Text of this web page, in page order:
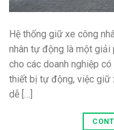
Hệ thống giữ xe công
nhân tự động là một giải
cho các doanh nghiệp
thiết bị tự động, việc giữ
dễ […]